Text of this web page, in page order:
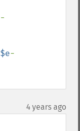
-
$e-
4 years ago